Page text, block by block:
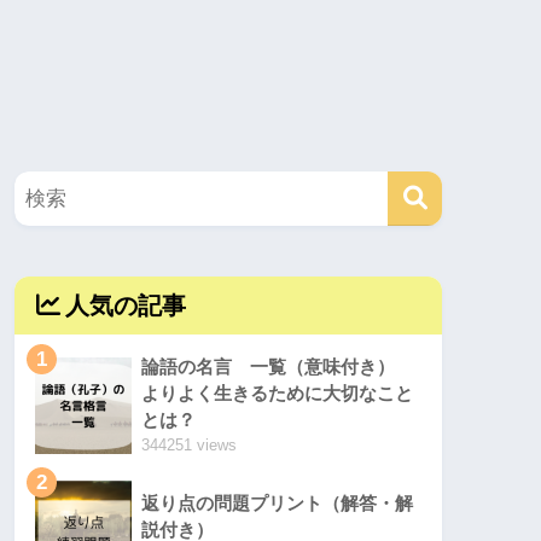
人気の記事
1
論語の名言 一覧（意味付き）
よりよく生きるために大切なこと
とは？
344251 views
2
返り点の問題プリント（解答・解
説付き）